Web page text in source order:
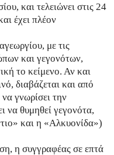
και τελειώνει στις 24
έχει πλέον
με τις
και γεγονότων,
το κείμενο. Αν και
διαβάζεται και από
γνωρίσει την
να θυμηθεί γεγονότα,
και η «Αλκυονίδα»)
η συγγραφέας σε επτά